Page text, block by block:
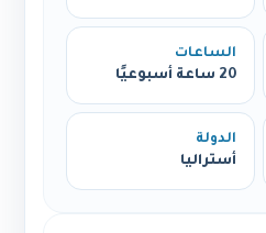
الساعات
20 ساعة أسبوعيًا
الدولة
أستراليا